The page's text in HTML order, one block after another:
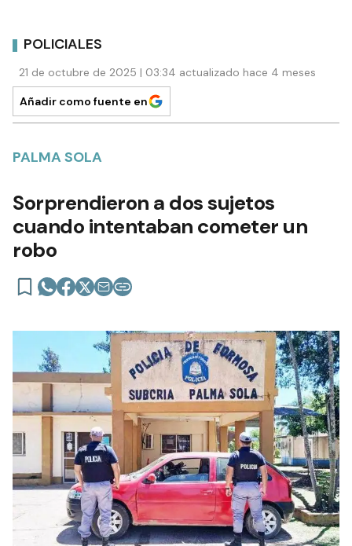
POLICIALES
21 de octubre de 2025 | 03:34 actualizado hace 4 meses
Añadir como fuente en
PALMA SOLA
Sorprendieron a dos sujetos
cuando intentaban cometer un
robo